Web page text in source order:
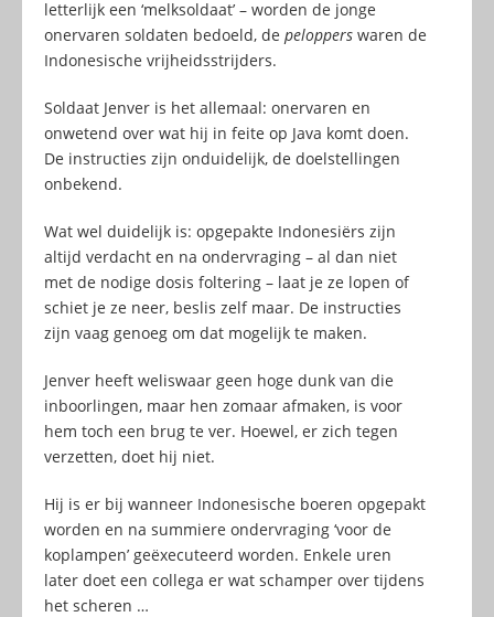
letterlijk een ‘melksoldaat’ – worden de jonge
onervaren soldaten bedoeld, de peloppers waren de
Indonesische vrijheidsstrijders.
Soldaat Jenver is het allemaal: onervaren en
onwetend over wat hij in feite op Java komt doen.
De instructies zijn onduidelijk, de doelstellingen
onbekend.
Wat wel duidelijk is: opgepakte Indonesiërs zijn
altijd verdacht en na ondervraging – al dan niet
met de nodige dosis foltering – laat je ze lopen of
schiet je ze neer, beslis zelf maar. De instructies
zijn vaag genoeg om dat mogelijk te maken.
Jenver heeft weliswaar geen hoge dunk van die
inboorlingen, maar hen zomaar afmaken, is voor
hem toch een brug te ver. Hoewel, er zich tegen
verzetten, doet hij niet.
Hij is er bij wanneer Indonesische boeren opgepakt
worden en na summiere ondervraging ‘voor de
koplampen’ geëxecuteerd worden. Enkele uren
later doet een collega er wat schamper over tijdens
het scheren …